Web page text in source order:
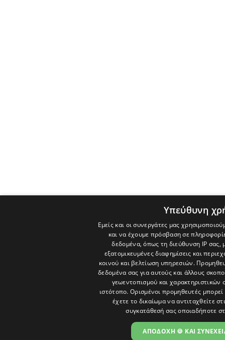
Υπεύθυνη
Εμείς και οι συνεργάτες μας
και να έχουμε πρόσβαση σε
δεδομένα, όπως τη διεύθυνση IP σας,
εξατομικευμένες διαφημίσεις και
κοινού και βελτίωση υπηρεσιών.
δεδομένα σας για αυτούς και άλλους
γεωεντοπισμού και χαρακτηριστικών
ιστότοπο. Ορισμένοι προμηθευτές
έχετε το δικαίωμα να αντιταχθείτε
συγκατάθεσή σας οποιαδήποτε
ΑΠΟΔΟΧΗ 🍪 ΚΑΙ